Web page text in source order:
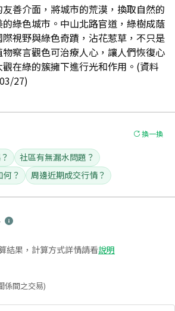
善介面，將城市的荒漠，換取自然的
綠色城市。中山北路官道，綠樹成蔭
視野與綠色奇蹟，沾花惹草，不只是
察言觀色可治療人心，讓人們恢復心
在綠的簇擁下進行光和作用。(資料
27)
換一換
社區有無漏水問題？
？
周邊近期成交行情？
結果，計算方式詳情請看說明
係間之交易)